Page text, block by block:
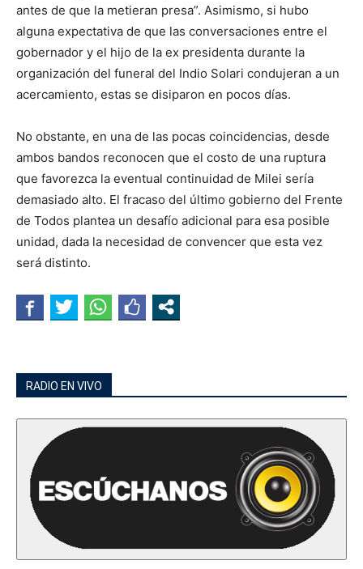
antes de que la metieran presa”. Asimismo, si hubo
alguna expectativa de que las conversaciones entre el
gobernador y el hijo de la ex presidenta durante la
organización del funeral del Indio Solari condujeran a un
acercamiento, estas se disiparon en pocos días.
No obstante, en una de las pocas coincidencias, desde
ambos bandos reconocen que el costo de una ruptura
que favorezca la eventual continuidad de Milei sería
demasiado alto. El fracaso del último gobierno del Frente
de Todos plantea un desafío adicional para esa posible
unidad, dada la necesidad de convencer que esta vez
será distinto.
RADIO EN VIVO